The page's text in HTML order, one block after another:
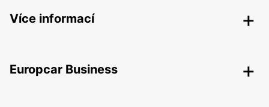
Více informací
Europcar Business